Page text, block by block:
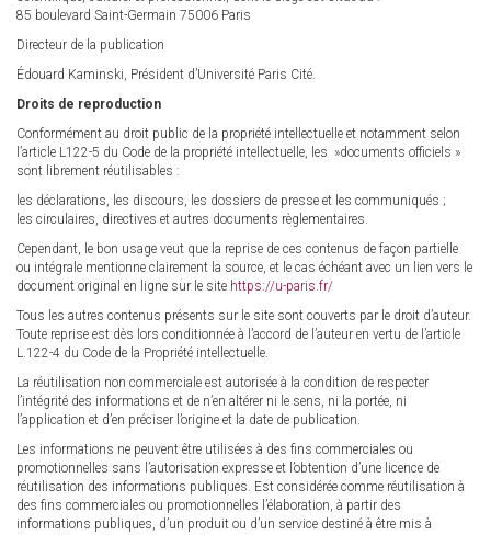
85 boulevard Saint-Germain 75006 Paris
Directeur de la publication
Édouard Kaminski, Président d’Université Paris Cité.
Droits de reproduction
Conformément au droit public de la propriété intellectuelle et notamment selon
l’article L122-5 du Code de la propriété intellectuelle, les »documents officiels »
sont librement réutilisables :
les déclarations, les discours, les dossiers de presse et les communiqués ;
les circulaires, directives et autres documents règlementaires.
Cependant, le bon usage veut que la reprise de ces contenus de façon partielle
ou intégrale mentionne clairement la source, et le cas échéant avec un lien vers le
document original en ligne sur le site https://u-paris.fr/
Tous les autres contenus présents sur le site sont couverts par le droit d’auteur.
Toute reprise est dès lors conditionnée à l’accord de l’auteur en vertu de l’article
L.122-4 du Code de la Propriété intellectuelle.
La réutilisation non commerciale est autorisée à la condition de respecter
l’intégrité des informations et de n’en altérer ni le sens, ni la portée, ni
l’application et d’en préciser l’origine et la date de publication.
Les informations ne peuvent être utilisées à des fins commerciales ou
promotionnelles sans l’autorisation expresse et l’obtention d’une licence de
réutilisation des informations publiques. Est considérée comme réutilisation à
des fins commerciales ou promotionnelles l’élaboration, à partir des
informations publiques, d’un produit ou d’un service destiné à être mis à